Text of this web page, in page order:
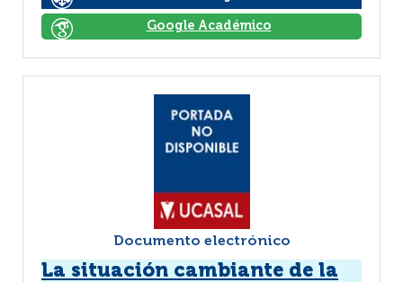
Google Académico
Documento electrónico
La situación cambiante de la